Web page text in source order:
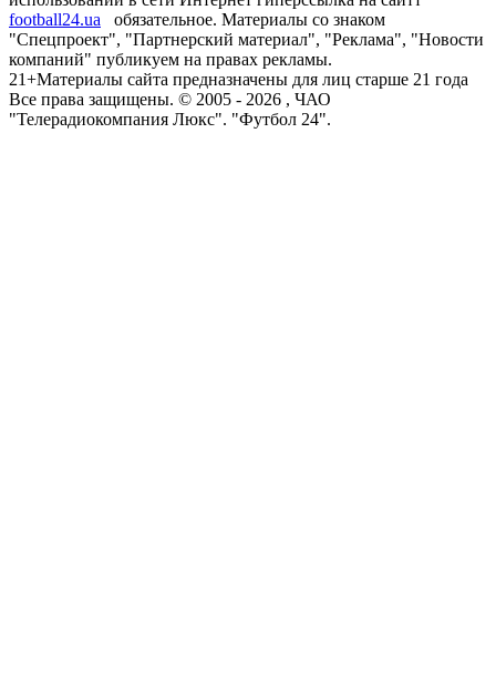
football24.ua
обязательное. Материалы со знаком
"Спецпроект", "Партнерский материал", "Реклама", "Новости
компаний" публикуем на правах рекламы.
21+Материалы сайта предназначены для лиц старше 21 года
Все права защищены. © 2005 - 2026 , ЧАО
"Телерадиокомпания Люкс". "Футбол 24".